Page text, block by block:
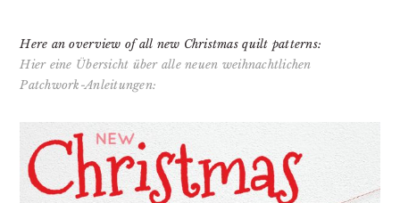
Here an overview of all new Christmas quilt patterns:
Hier eine Übersicht über alle neuen weihnachtlichen
Patchwork-Anleitungen: